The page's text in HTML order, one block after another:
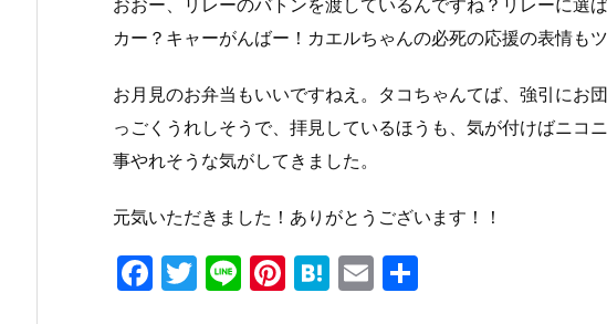
カー？キャーがんばー！カエルちゃんの必死の応援の表情も
お月見のお弁当もいいですねえ。タコちゃんてば、強引にお
っごくうれしそうで、拝見しているほうも、気が付けばニコ
事やれそうな気がしてきました。
元気いただきました！ありがとうございます！！
F
T
Li Pi H
E